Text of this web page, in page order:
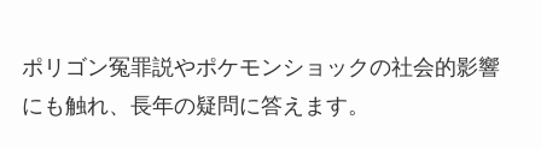
ポリゴン冤罪説やポケモンショックの社会的影響
にも触れ、長年の疑問に答えます。